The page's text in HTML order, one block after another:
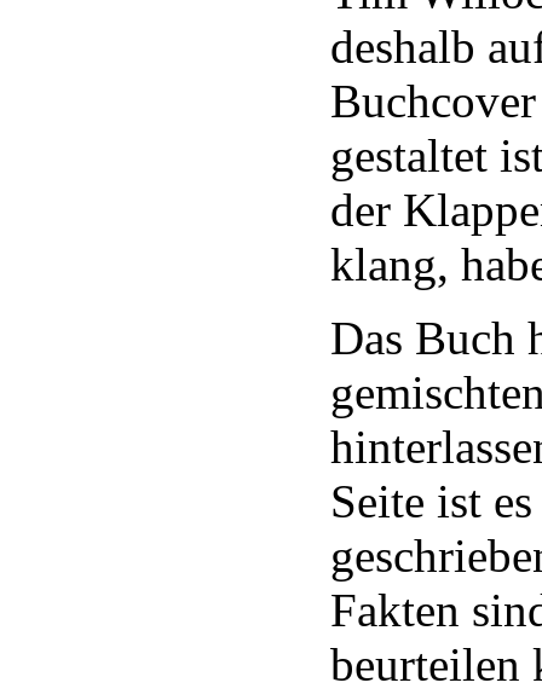
deshalb
gestaltet
der
klang,
Das Buch
Seite ist
Fakten
beurteilen